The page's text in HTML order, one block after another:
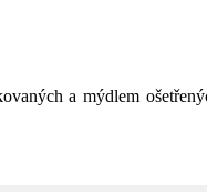
a mýdlem